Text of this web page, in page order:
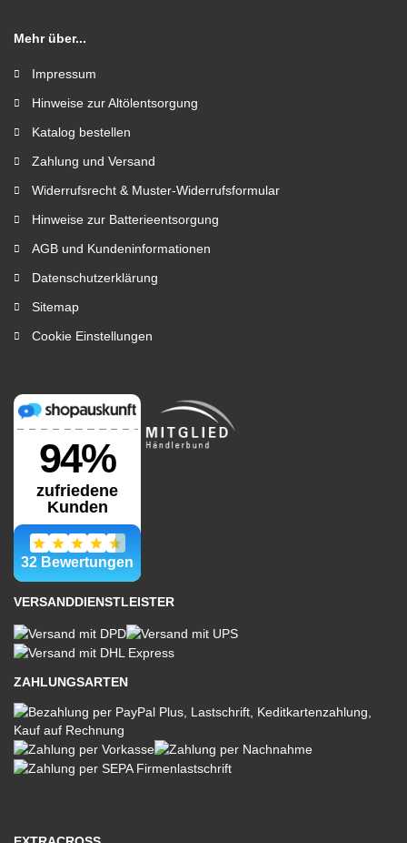
Mehr über...
Impressum
Hinweise zur Altölentsorgung
Katalog bestellen
Zahlung und Versand
Widerrufsrecht & Muster-Widerrufsformular
Hinweise zur Batterieentsorgung
AGB und Kundeninformationen
Datenschutzerklärung
Sitemap
Cookie Einstellungen
VERSANDDIENSTLEISTER
ZAHLUNGSARTEN